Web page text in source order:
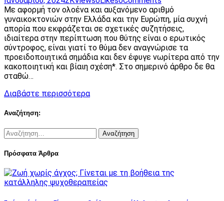
Με αφορμή τον ολοένα και αυξανόμενο αριθμό
γυναικοκτονιών στην Ελλάδα και την Ευρώπη, μία συχνή
απορία που εκφράζεται σε σχετικές συζητήσεις,
ιδιαίτερα στην περίπτωση που θύτης είναι ο ερωτικός
σύντροφος, είναι γιατί το θύμα δεν αναγνώρισε τα
προειδοποιητικά σημάδια και δεν έφυγε νωρίτερα από την
κακοποιητική και βίαιη σχέση*. Στο σημερινό άρθρο δε θα
σταθώ…
Διαβάστε περισσότερα
Αναζήτηση:
Αναζήτηση
για:
Πρόσφατα Άρθρα